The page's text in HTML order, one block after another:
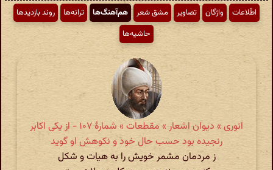
اطّلاعات واژگان تصاویر مشق شعر هم‌آهنگ‌ها ترانه‌ها
روند بازدیدها
حاشیه‌ها
انوری » دیوان اشعار » مقطعات » شمارهٔ ۱۰۷ - از یکی اکابر
رنجیده بود حسب حال خود و نکوهش او گوید
ز مردمان مشمر خویش را به هیات و شکل